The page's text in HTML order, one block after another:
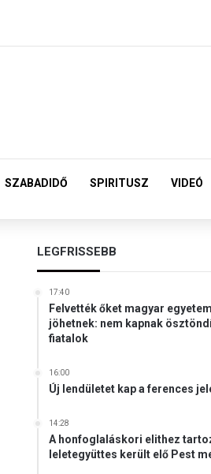
SZABADIDŐ SPIRITUSZ VIDEÓ
LEGFRISSEBB
17:40
Felvették őket magyar
jöhetnek: nem kapnak
fiatalok
16:00
Új lendületet kap a ferences
14:28
A honfoglaláskori elithez
leletegyüttes került elő Pest